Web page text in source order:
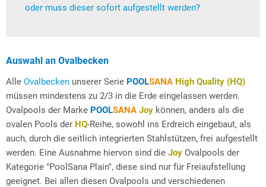
oder muss dieser sofort aufgestellt werden?
Auswahl an Ovalbecken
Alle Ovalbecken unserer Serie POOLSANA High Quality (HQ)
müssen mindestens zu 2/3 in die Erde eingelassen werden.
Ovalpools der Marke POOLSANA Joy können, anders als die
ovalen Pools der HQ-Reihe, sowohl ins Erdreich eingebaut, als
auch, durch die seitlich integrierten Stahlstützen, frei aufgestellt
werden. Eine Ausnahme hiervon sind die Joy Ovalpools der
Kategorie "PoolSana Plain", diese sind nur für Freiaufstellung
geeignet. Bei allen diesen Ovalpools und verschiedenen